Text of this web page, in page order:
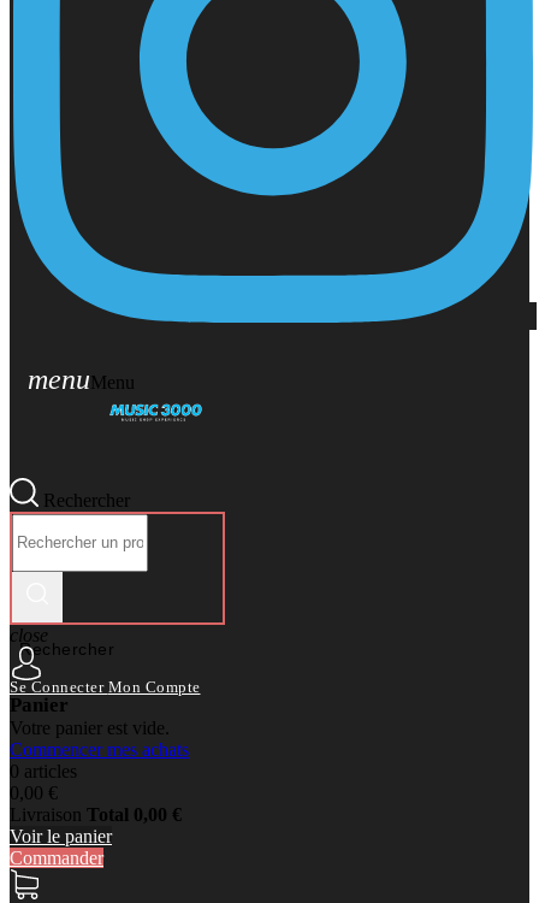
menuMenu
Rechercher
Rechercher
close
Se Connecter Mon Compte
Panier
Votre panier est vide.
Commencer mes achats
0 articles
0,00 €
Livraison Total 0,00 €
Voir le panier
Commander